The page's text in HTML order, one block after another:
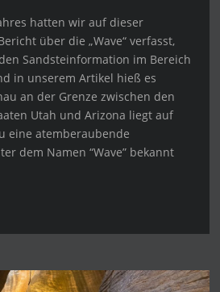
hatten wir auf dieser
über die „Wave“ verfasst,
Sandsteinformation im Bereich
in unserem Artikel hieß es
an der Grenze zwischen den
Utah und Arizona liegt auf
eine atemberaubende
dem Namen “Wave” bekannt